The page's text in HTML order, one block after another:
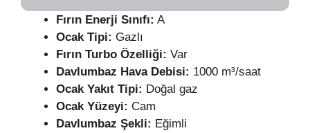
Fırın Enerji Sınıfı: A
Ocak Tipi: Gazlı
Fırın Turbo Özelliği: Var
Davlumbaz Hava Debisi: 1000 m³/saat
Ocak Yakıt Tipi: Doğal gaz
Ocak Yüzeyi: Cam
Davlumbaz Şekli: Eğimli